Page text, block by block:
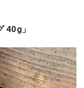
40g」